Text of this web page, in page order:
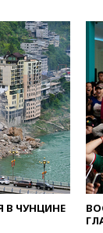
ЧУНЦИНЕ